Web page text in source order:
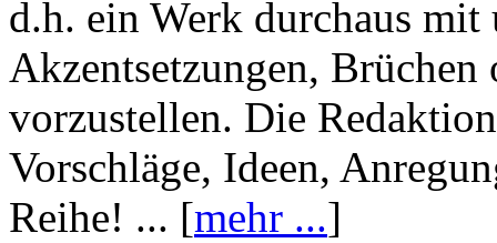
d.h. ein Werk durchaus mit
Akzentsetzungen, Brüchen
vorzustellen. Die
Vorschläge, Ideen,
Reihe! ... [mehr ...]